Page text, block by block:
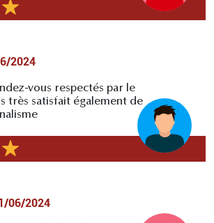
2024
vous respectés par le
très satisfait également de
06/2024